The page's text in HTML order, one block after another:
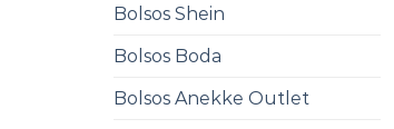
Bolsos Shein
Bolsos Boda
Bolsos Anekke Outlet